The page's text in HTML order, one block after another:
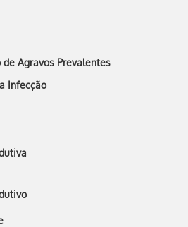
Agravos Prevalentes
Infecção